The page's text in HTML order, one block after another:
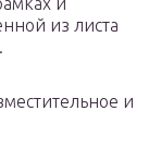
из листа
и